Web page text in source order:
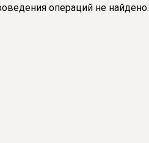
операций не найдено.